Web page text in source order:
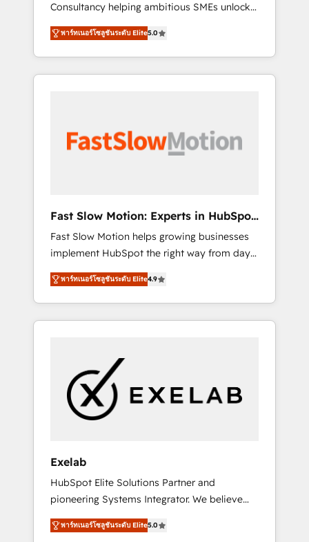
implémentation Marketing + Sales + Service
Hub, synchronisation ERP ↔ HubSpot temps
réel, formation équipes. 🏆 +350 projets
livrés. Accrédités HubSpot CRM
Implementation, Data Migration & Custom
Consultancy helping ambitious SMEs unlock
the full potential of HubSpot. Too many
businesses invest in HubSpot but never see
the ROI they expected due to poor adoption,
messy data, and disconnected teams getting
so it actually drives revenue, not just reports
reporting - Workflow automation and data
clean-up - Sales enablement and team
training - Ongoing optimisation and RevOps
support Based in Leeds and London, we
partner with SMEs across the UK who are
ready to turn HubSpot into the growth
engine it’s meant to be.
พาร์ทเนอร์โซลูชันระดับ Elite5.0
Fast Slow Motion: Experts in HubSpot
& Salesforce
Fast Slow Motion helps growing businesses
implement HubSpot the right way from day
one — with the flexibility to scale as
complexity increases. Highly certified in both
HubSpot and Salesforce, we bring deep
experience in CRM implementation,
growing mid-market and enterprise
organizations, our team combines strong
technical execution with real business
perspective. Many of our consultants have
operators need as their systems, data, and
processes evolve. Since 2014, we’ve
supported 1,400+ clients across a wide range
of industries, including healthcare, software,
B2B services, manufacturing, financial
พาร์ทเนอร์โซลูชันระดับ Elite4.9
Exelab
HubSpot Elite Solutions Partner and
pioneering Systems Integrator. We believe
technology should serve business strategy,
not the other way around. Every engagement
พาร์ทเนอร์โซลูชันระดับ Elite5.0